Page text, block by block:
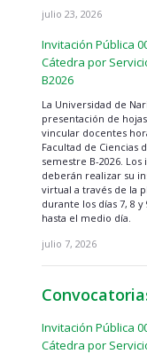
julio 23, 2026
Invitación Pública
Cátedra por
B2026
La Universidad de
presentación de
vincular docentes
Facultad de Ciencias
semestre B-2026. Los
deberán realizar su
virtual a través de la
durante los días 7, 8
hasta el medio día.
julio 7, 2026
Invitación Pública
Cátedra por